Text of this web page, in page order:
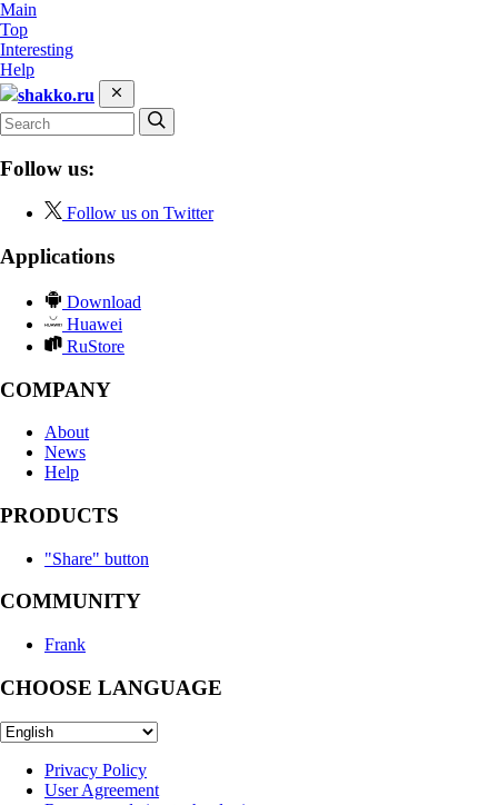
Main
Top
Interesting
Help
shakko.ru
Follow us:
Follow us on Twitter
Applications
Download
Huawei
RuStore
COMPANY
About
News
Help
PRODUCTS
"Share" button
COMMUNITY
Frank
CHOOSE LANGUAGE
Privacy Policy
User Agreement